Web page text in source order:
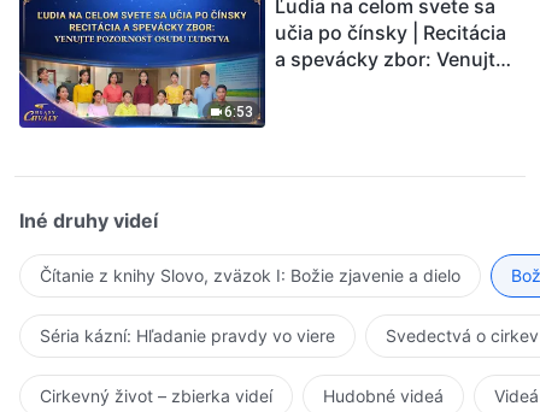
6:53
Ľudia na celom svete sa
učia po čínsky | Recitácia
a spevácky zbor: Venujte
Iné druhy videí
Čítanie z knihy Slovo, zväzok I: Božie zjavenie a dielo
Séria kázní: Hľadanie pravdy vo viere Svedectvá o
Cirkevný život – zbierka videí Hudobné videá